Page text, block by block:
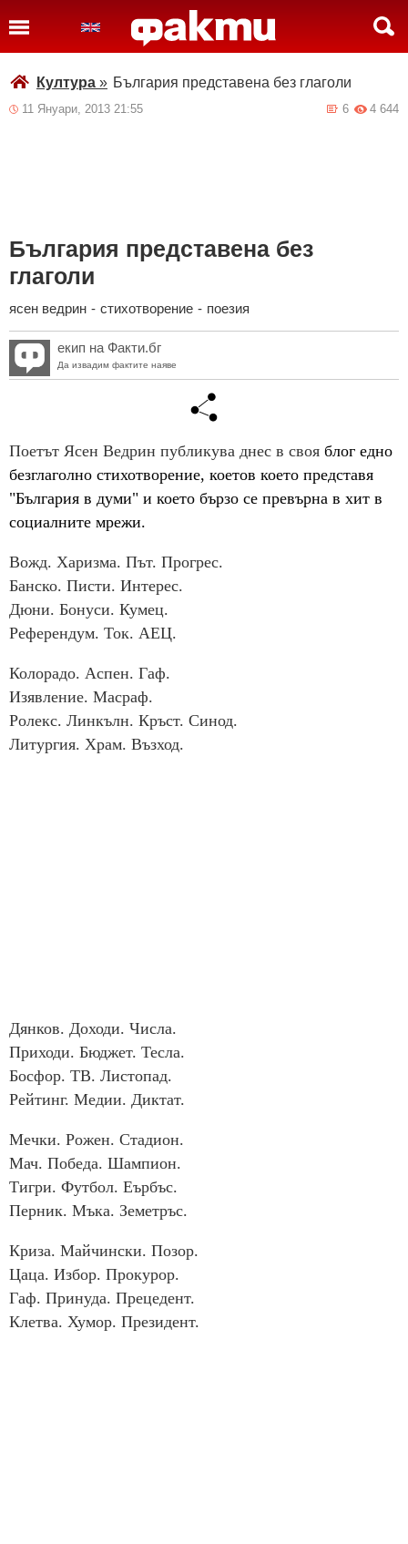
Култура » България представена без глаголи
11 Януари, 2013 21:55 4 644
6
България представена без
глаголи
ясен ведрин - стихотворение - поезия
екип на Факти.бг
Да извадим фактите наяве
Поетът Ясен Ведрин публикува днес в своя блог едно
безглаголно стихотворение, коетов което представя
"България в думи" и което бързо се превърна в хит в
социалните мрежи.
Вожд. Харизма. Път. Прогрес.
Банско. Писти. Интерес.
Дюни. Бонуси. Кумец.
Референдум. Ток. АЕЦ.
Колорадо. Аспен. Гаф.
Изявление. Масраф.
Ролекс. Линкълн. Кръст. Синод.
Литургия. Храм. Възход.
Дянков. Доходи. Числа.
Приходи. Бюджет. Тесла.
Босфор. TB. Листопад.
Рейтинг. Медии. Диктат.
Мечки. Рожен. Стадион.
Мач. Победа. Шампион.
Тигри. Футбол. Еърбъс.
Перник. Мъка. Земетръс.
Криза. Майчински. Позор.
Цаца. Избор. Прокурор.
Гаф. Принуда. Прецедент.
Клетва. Хумор. Президент.